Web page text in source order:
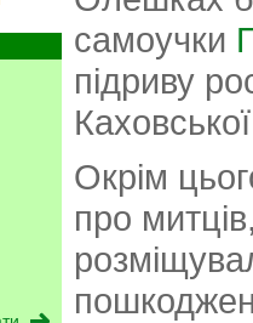
самоучки
підриву
Окрім
про